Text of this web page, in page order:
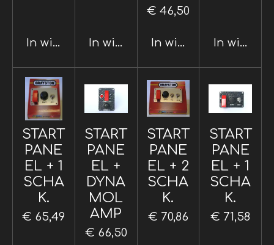
In winkelwagenIn winkelwagen
€ 46,50
In winkelwagen
In
START
PANE
EL + 1
SCHA
K.
€ 65,49
START
PANE
EL +
DYNA
MOL
AMP
€ 66,50
START
PANE
EL + 2
SCHA
K.
€ 70,86
START
PANE
EL + 1
SCHA
K.
€ 71,58